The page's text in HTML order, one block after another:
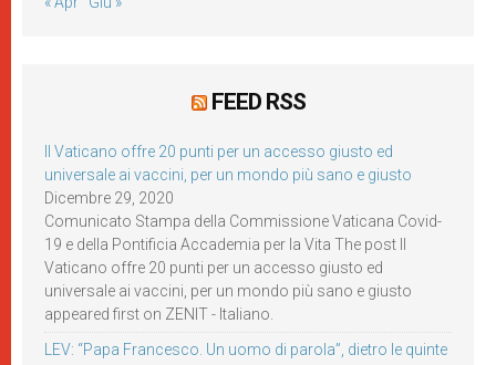
FEED RSS
Il Vaticano offre 20 punti per un accesso giusto ed
universale ai vaccini, per un mondo più sano e giusto
Dicembre 29, 2020
Comunicato Stampa della Commissione Vaticana Covid-
19 e della Pontificia Accademia per la Vita The post Il
Vaticano offre 20 punti per un accesso giusto ed
universale ai vaccini, per un mondo più sano e giusto
appeared first on ZENIT - Italiano.
LEV: “Papa Francesco. Un uomo di parola”, dietro le quinte